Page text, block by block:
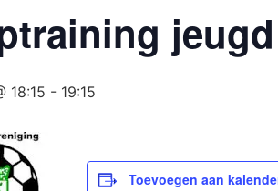
18:15 - 19:15
Toevoegen aan